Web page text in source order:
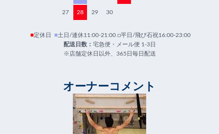
27 28 29 30
■定休日 ■土日/連休11:00-21:00 □平日/飛び石祝16:00-23:00
配送日数： 宅急便・メール便 1-3日
※店舗定休日以外、365日毎日配送
オーナーコメント